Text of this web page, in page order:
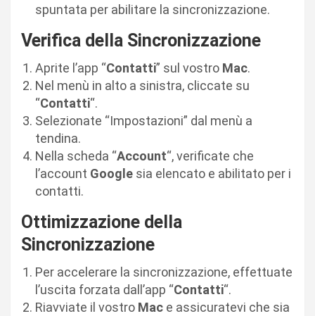
spuntata per abilitare la sincronizzazione.
Verifica della Sincronizzazione
Aprite l’app “Contatti” sul vostro Mac.
Nel menù in alto a sinistra, cliccate su
“Contatti“.
Selezionate “Impostazioni” dal menù a
tendina.
Nella scheda “Account“, verificate che
l’account Google sia elencato e abilitato per i
contatti.
Ottimizzazione della
Sincronizzazione
Per accelerare la sincronizzazione, effettuate
l’uscita forzata dall’app “Contatti“.
Riavviate il vostro Mac e assicuratevi che sia